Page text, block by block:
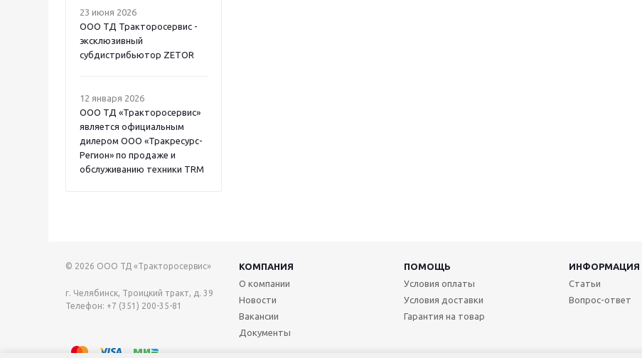
23 июня 2026
ООО ТД Тракторосервис -
эксклюзивный
субдистрибьютор ZETOR
12 января 2026
ООО ТД «Тракторосервис»
является официальным
дилером ООО «Тракресурс-
Регион» по продаже и
обслуживанию техники TRM
© 2026 ООО ТД «Тракторосервис»
г. Челябинск, Троицкий тракт, д. 39
Телефон: +7 (351) 200-35-81
КОМПАНИЯ ПОМОЩЬ
ИНФОРМАЦИЯ
О компании
Новости
Вакансии
Документы
Условия оплаты
Условия доставки
Гарантия на товар
Статьи
Вопрос-ответ